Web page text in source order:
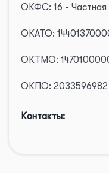
ОКФС: 16 - Частная
ОКАТО:
ОКТМО:
ОКПО: 2033596982
Контакты: